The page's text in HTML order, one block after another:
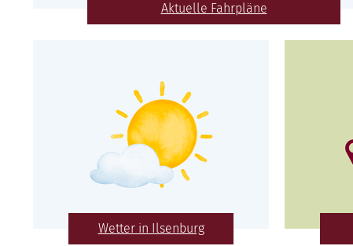
Aktuelle Fahrpläne
Wetter in Ilsenburg